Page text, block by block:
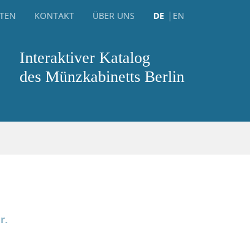
KONTAKT ÜBER UNS DE EN
Interaktiver Katalog
des Münzkabinetts Berlin